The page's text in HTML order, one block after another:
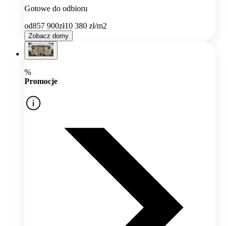
Gotowe do odbioru
od857 900zł10 380 zł/m2
Zobacz domy
%
Promocje